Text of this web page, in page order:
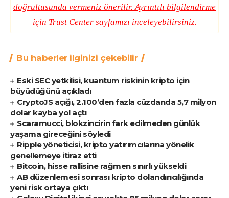
doğrultusunda vermeniz önerilir. Ayrıntılı bilgilendirme
için Trust Centersayfamızı inceleyebilirsiniz.
Bu haberler ilginizi çekebilir
Eski SEC yetkilisi, kuantum riskinin kripto için
büyüdüğünü açıkladı
CryptoJS açığı, 2.100’den fazla cüzdanda 5,7 milyon
dolar kayba yol açtı
Scaramucci, blokzincirin fark edilmeden günlük
yaşama gireceğini söyledi
Ripple yöneticisi, kripto yatırımcılarına yönelik
genellemeye itiraz etti
Bitcoin, hisse rallisine rağmen sınırlı yükseldi
AB düzenlemesi sonrası kripto dolandırıcılığında
yeni risk ortaya çıktı